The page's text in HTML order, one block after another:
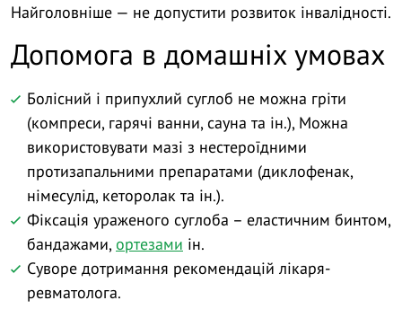
Найголовніше — не допустити розвиток інвалідності.
Допомога в домашніх умовах
Болісний і припухлий суглоб не можна гріти
(компреси, гарячі ванни, сауна та ін.), Можна
використовувати мазі з нестероїдними
протизапальними препаратами (диклофенак,
німесулід, кеторолак та ін.).
Фіксація ураженого суглоба – еластичним бинтом,
бандажами, ортезами ін.
Суворе дотримання рекомендацій лікаря-
ревматолога.